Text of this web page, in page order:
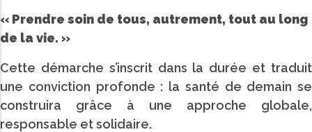
« Prendre soin de tous, autrement, tout au long
de la vie. »
Cette démarche s’inscrit dans la durée et traduit
une conviction profonde : la santé de demain se
construira grâce à une approche globale,
responsable et solidaire.